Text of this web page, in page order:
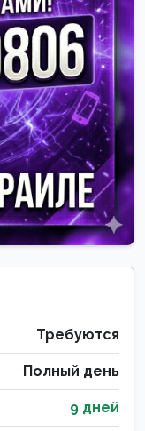
Требуются
Полный день
9 дней